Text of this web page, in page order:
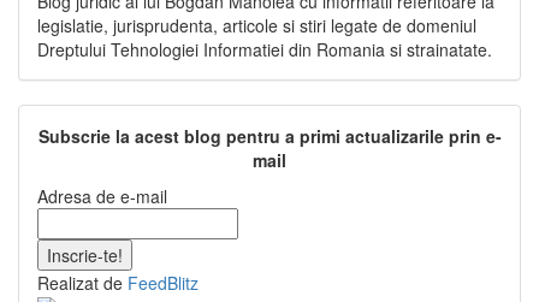
legislatie, jurisprudenta, articole si stiri legate de domeniul
Dreptului Tehnologiei Informatiei din Romania si strainatate.
Subscrie la acest blog pentru a primi actualizarile prin e-
mail
Adresa de e-mail
Realizat de FeedBlitz